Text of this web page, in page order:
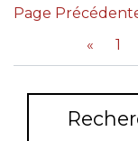
Page
«
1